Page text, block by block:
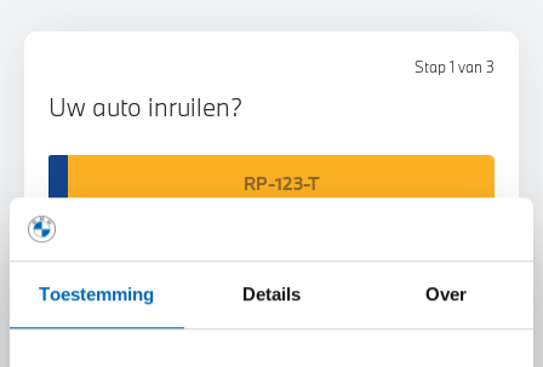
Toestemming Details Over
Stap 1 van 3
Uw auto inruilen?
Voorstel aanvragen